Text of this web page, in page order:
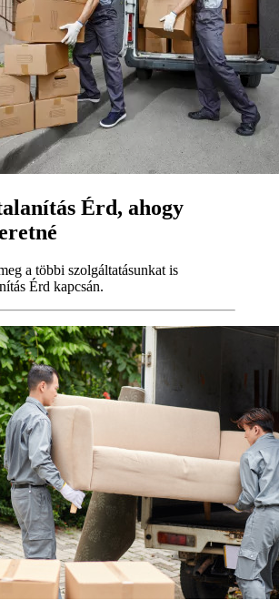
Érd, ahogy
a többi szolgáltatásunkat is
Érd kapcsán.